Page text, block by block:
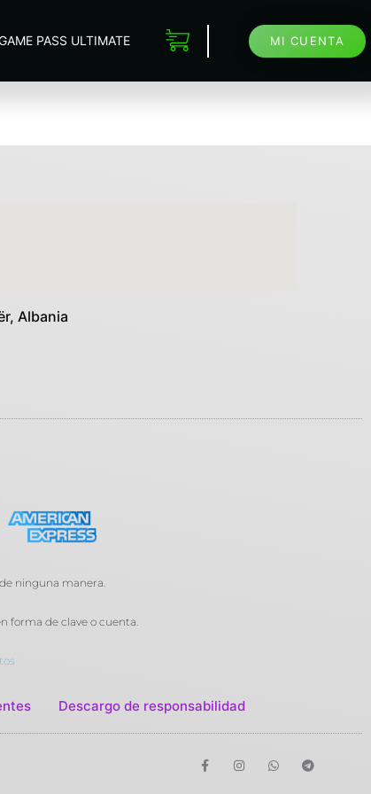
PASS ULTIMATE MI CUENTA
Albania
ninguna manera.
forma de clave o cuenta.
Descargo de responsabilidad